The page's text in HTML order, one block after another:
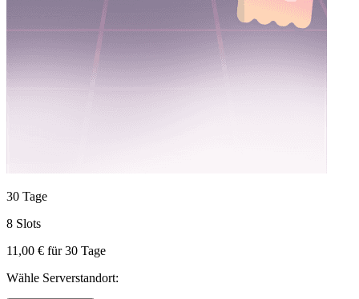
30 Tage
8 Slots
11,00 € für30 Tage
Wähle Serverstandort: